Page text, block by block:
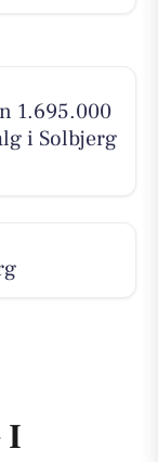
1.695.000
i Solbjerg
I